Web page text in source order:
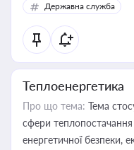
Державна служба
Теплоенергетика
Про що тема: Тема
сфери
енергетичної безпеки,